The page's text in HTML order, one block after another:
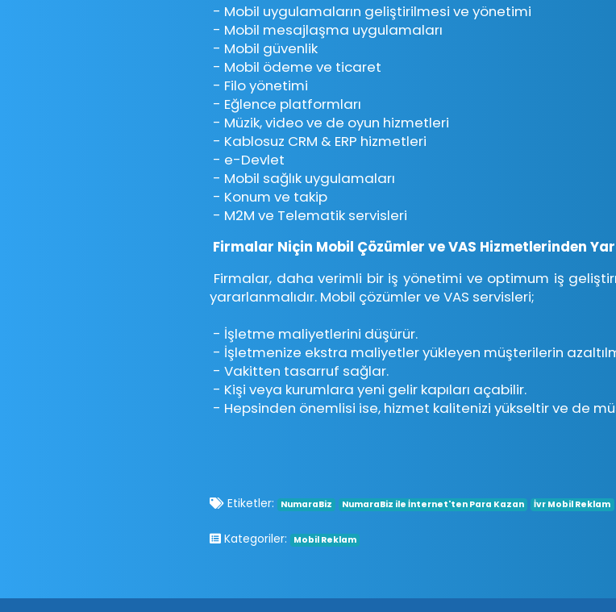
- Mobil uygulamaların geliştirilmesi ve yönetimi
- Mobil mesajlaşma uygulamaları
- Mobil güvenlik
- Mobil ödeme ve ticaret
- Filo yönetimi
- Eğlence platformları
- Müzik, video ve de oyun hizmetleri
- Kablosuz CRM & ERP hizmetleri
- e-Devlet
- Mobil sağlık uygulamaları
- Konum ve takip
- M2M ve Telematik servisleri
Firmalar Niçin Mobil Çözümler ve VAS Hizmetlerinden
Firmalar, daha verimli bir iş yönetimi ve optimum iş
yararlanmalıdır. Mobil çözümler ve VAS servisleri;
- İşletme maliyetlerini düşürür.
- İşletmenize ekstra maliyetler yükleyen müşterilerin
- Vakitten tasarruf sağlar.
- Kişi veya kurumlara yeni gelir kapıları açabilir.
- Hepsinden önemlisi ise, hizmet kalitenizi yükseltir ve de
Etiketler: NumaraBiz NumaraBiz ile İnternet'ten Para Kazan İvr Mobil Reklam
Kategoriler: Mobil Reklam